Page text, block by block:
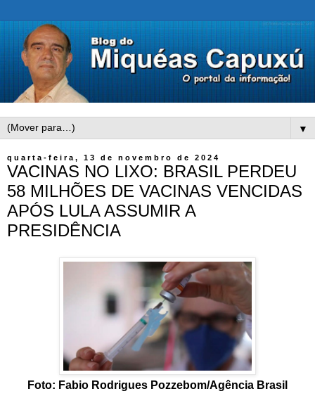
▼
quarta-feira, 13 de novembro de 2024
VACINAS NO LIXO: BRASIL PERDEU
58 MILHÕES DE VACINAS VENCIDAS
APÓS LULA ASSUMIR A
PRESIDÊNCIA
Foto: Fabio Rodrigues Pozzebom/Agência Brasil